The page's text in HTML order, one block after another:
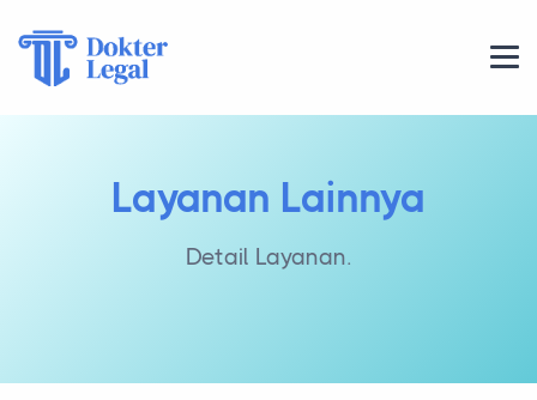
Layanan Lainnya
Detail Layanan.